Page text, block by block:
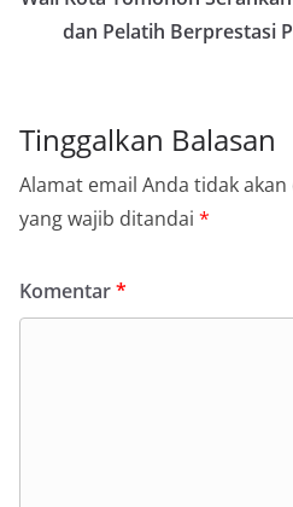
dan Pelatih Berprestasi
Tinggalkan Balasan
Alamat email Anda tidak
yang wajib ditandai *
Komentar*